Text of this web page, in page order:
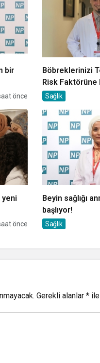
bir
önce
Böbreklerinizi
Risk Faktörüne
Sağlık
yeni
önce
Beyin sağlığı
başlıyor!
Sağlık
Gerekli alanlar *